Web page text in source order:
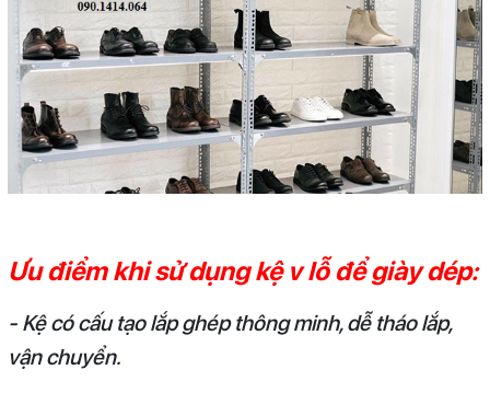
Ưu điểm khi sử dụng kệ v lỗ để giày dép:
- Kệ có cấu tạo lắp ghép thông minh, dễ tháo lắp,
vận chuyển.